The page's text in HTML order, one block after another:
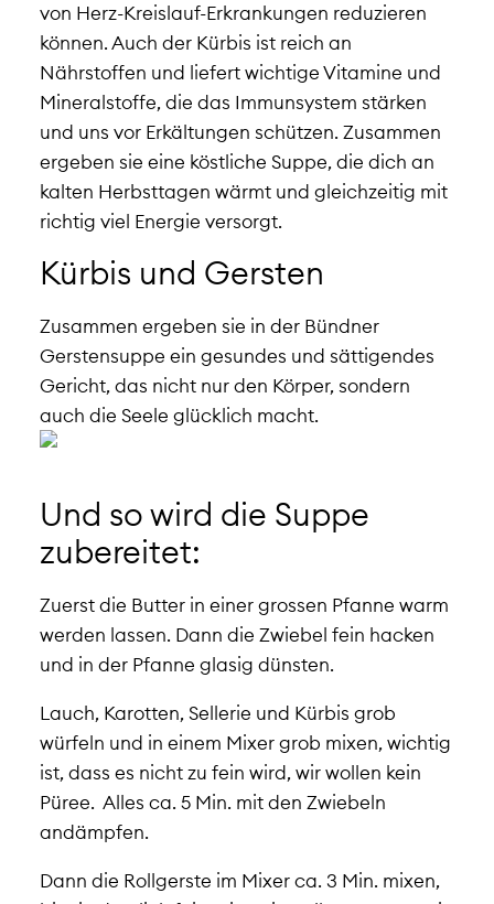
von Herz-Kreislauf-Erkrankungen reduzieren
können. Auch der Kürbis ist reich an
Nährstoffen und liefert wichtige Vitamine und
Mineralstoffe, die das Immunsystem stärken
und uns vor Erkältungen schützen. Zusammen
ergeben sie eine köstliche Suppe, die dich an
kalten Herbsttagen wärmt und gleichzeitig mit
richtig viel Energie versorgt.
Kürbis und Gersten
Zusammen ergeben sie in der Bündner
Gerstensuppe ein gesundes und sättigendes
Gericht, das nicht nur den Körper, sondern
auch die Seele glücklich macht.
Und so wird die Suppe
zubereitet:
Zuerst die Butter in einer grossen Pfanne warm
werden lassen. Dann die Zwiebel fein hacken
und in der Pfanne glasig dünsten.
Lauch, Karotten, Sellerie und Kürbis grob
würfeln und in einem Mixer grob mixen, wichtig
ist, dass es nicht zu fein wird, wir wollen kein
Püree. Alles ca. 5 Min. mit den Zwiebeln
andämpfen.
Dann die Rollgerste im Mixer ca. 3 Min. mixen,